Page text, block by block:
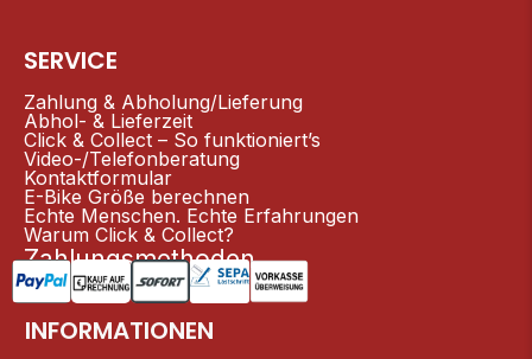
SERVICE
Zahlung & Abholung/Lieferung
Abhol- & Lieferzeit
Click & Collect – So funktioniert’s
Video-/Telefonberatung
Kontaktformular
E-Bike Größe berechnen
Echte Menschen. Echte Erfahrungen
Warum Click & Collect?
Zahlungsmethoden
INFORMATIONEN